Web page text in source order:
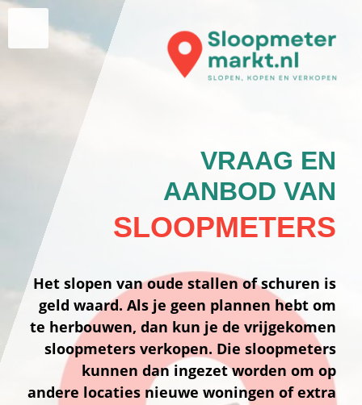
VRAAG EN
AANBOD VAN
SLOOPMETERS
Het slopen van oude stallen of schuren is
geld waard. Als je geen plannen hebt om
te herbouwen, dan kun je de vrijgekomen
sloopmeters verkopen. Die sloopmeters
kunnen dan ingezet worden om op
andere locaties nieuwe woningen of extra